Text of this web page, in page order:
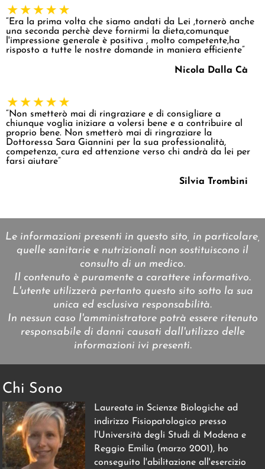
“Era la prima volta che siamo andati da Lei ,tornerò anche
una seconda perchè deve fornirmi la dieta,comunque
l'impressione generale è positiva , molto competente,ha
risposto a tutte le nostre domande in maniera efficiente”
Nicola Dalla Cà
“Non smetterò mai di ringraziare e di consigliare a
chiunque voglia iniziare a volersi bene e a contribuire al
proprio bene. Non smetterò mai di ringraziare la
Dottoressa Sara Giannini per la sua professionalità,
competenza, cura ed attenzione verso chi andrà da lei per
farsi aiutare”
Silvia Trombini
Le informazioni presenti in questo sito, in particolare,
quelle sanitarie e nutrizionali non sostituiscono il
consulto di un medico.
Il contenuto è puramente a carattere informativo.
L'utente utilizzerà pertanto questo sito sotto la sua
unica ed esclusiva responsabilità.
In nessun caso l'amministratore potrà essere ritenuto
responsabile di danni causati dall'utilizzo delle
informazioni ivi presenti.
Chi Sono
Laureata in Scienze Biologiche ad
indirizzo Fisiopatologico presso
l'Università degli Studi di Modena e
Reggio Emilia (marzo 2001), ho
conseguito l'abilitazione all'esercizio